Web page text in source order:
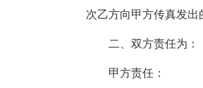
次乙方向甲方传真发出
二、双方责任为：
甲方责任：